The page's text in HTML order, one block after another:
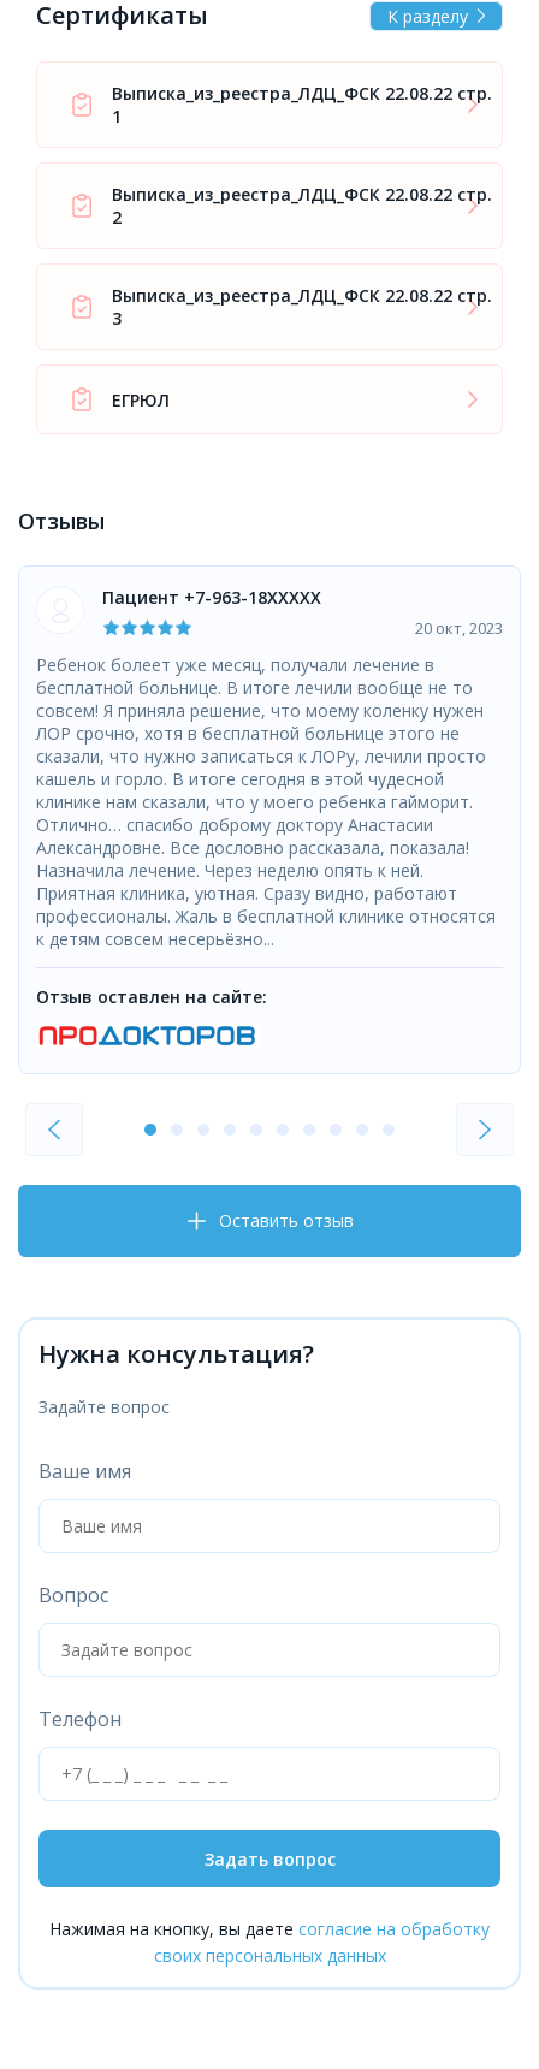
Сертификаты К разделу
Выписка_из_реестра_ЛДЦ_ФСК 22.08.22 стр.
1
Выписка_из_реестра_ЛДЦ_ФСК 22.08.22 стр.
2
Выписка_из_реестра_ЛДЦ_ФСК 22.08.22 стр.
3
ЕГРЮЛ
Отзывы
Пациент +7-963-18XXXXX
20 окт, 2023
Ребенок болеет уже месяц, получали лечение в
бесплатной больнице. В итоге лечили вообще не то
совсем! Я приняла решение, что моему коленку нужен
ЛОР срочно, хотя в бесплатной больнице этого не
сказали, что нужно записаться к ЛОРу, лечили просто
кашель и горло. В итоге сегодня в этой чудесной
клинике нам сказали, что у моего ребенка гайморит.
Отлично… спасибо доброму доктору Анастасии
Александровне. Все дословно рассказала, показала!
Назначила лечение. Через неделю опять к ней.
Приятная клиника, уютная. Сразу видно, работают
профессионалы. Жаль в бесплатной клинике относятся
к детям совсем несерьёзно...
Отзыв оставлен на сайте:
Оставить отзыв
Нужна консультация?
Задайте вопрос
Ваше имя
Вопрос
Телефон
Задать вопрос
Нажимая на кнопку, вы даете согласие на обработку
своих персональных данных